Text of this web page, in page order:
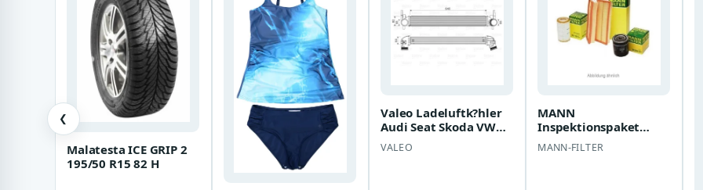
❮
Malatesta ICE GRIP 2
195/50 R15 82 H
Valeo Ladeluftk?hler
Audi Seat Skoda VW
818574
VALEO
MANN
Inspektionspaket
Renault Clio 1,5 dCi
64-106 PS Bj. 05/2005-
MANN-FILTER